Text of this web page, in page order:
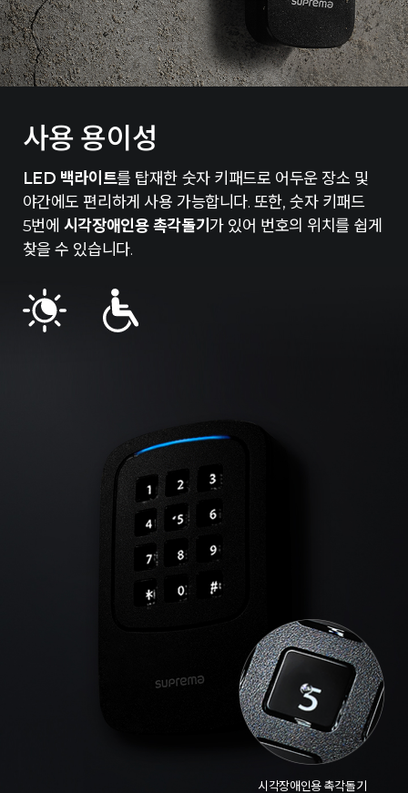
사용 용이성
LED 백라이트를 탑재한 숫자 키패드로 어두운 장소 및
야간에도 편리하게 사용 가능합니다. 또한, 숫자 키패드
5번에 시각장애인용 촉각돌기 가 있어 번호의 위치를 쉽게
찾을 수 있습니다.
시각장애인용 촉각돌기